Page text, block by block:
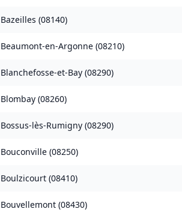
Bazeilles (08140)
Beaumont-en-Argonne (08210)
Blanchefosse-et-Bay (08290)
Blombay (08260)
Bossus-lès-Rumigny (08290)
Bouconville (08250)
Boulzicourt (08410)
Bouvellemont (08430)